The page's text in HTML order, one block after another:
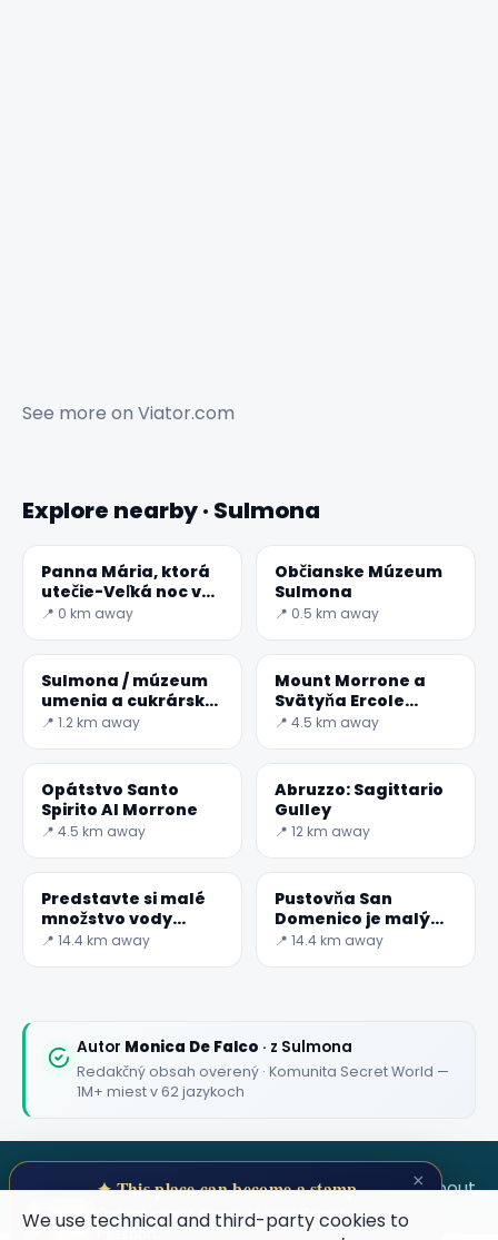
See more on Viator.com
Explore nearby · Sulmona
Panna Mária, ktorá
utečie-Veľká noc v
Sulmone
📍 0 km away
Občianske Múzeum
Sulmona
📍 0.5 km away
Sulmona / múzeum
umenia a cukrárskej
techniky
📍 1.2 km away
Mount Morrone a
Svätyňa Ercole
Curino
📍 4.5 km away
Opátstvo Santo
Spirito Al Morrone
📍 4.5 km away
Abruzzo: Sagittario
Gulley
📍 12 km away
Predstavte si malé
množstvo vody
obklopené horami a
📍 14.4 km away
Pustovňa San
Domenico je malý
kostol, ktorý sa
📍 14.4 km away
Autor Monica De Falco · z Sulmona
Redakčný obsah overený · Komunita Secret World —
1M+ miest v 62 jazykoch
SECRET WORLD TermsPrivacyAbout
We use technical and third-party cookies to
×
✦ This place can become a stamp
Collect secret places in your Secret